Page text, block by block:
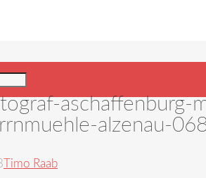
aschaffenburg-
alzenau-
Timo Raab